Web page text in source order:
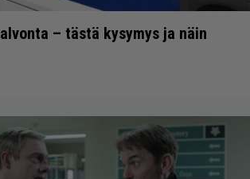
– tästä kysymys ja näin